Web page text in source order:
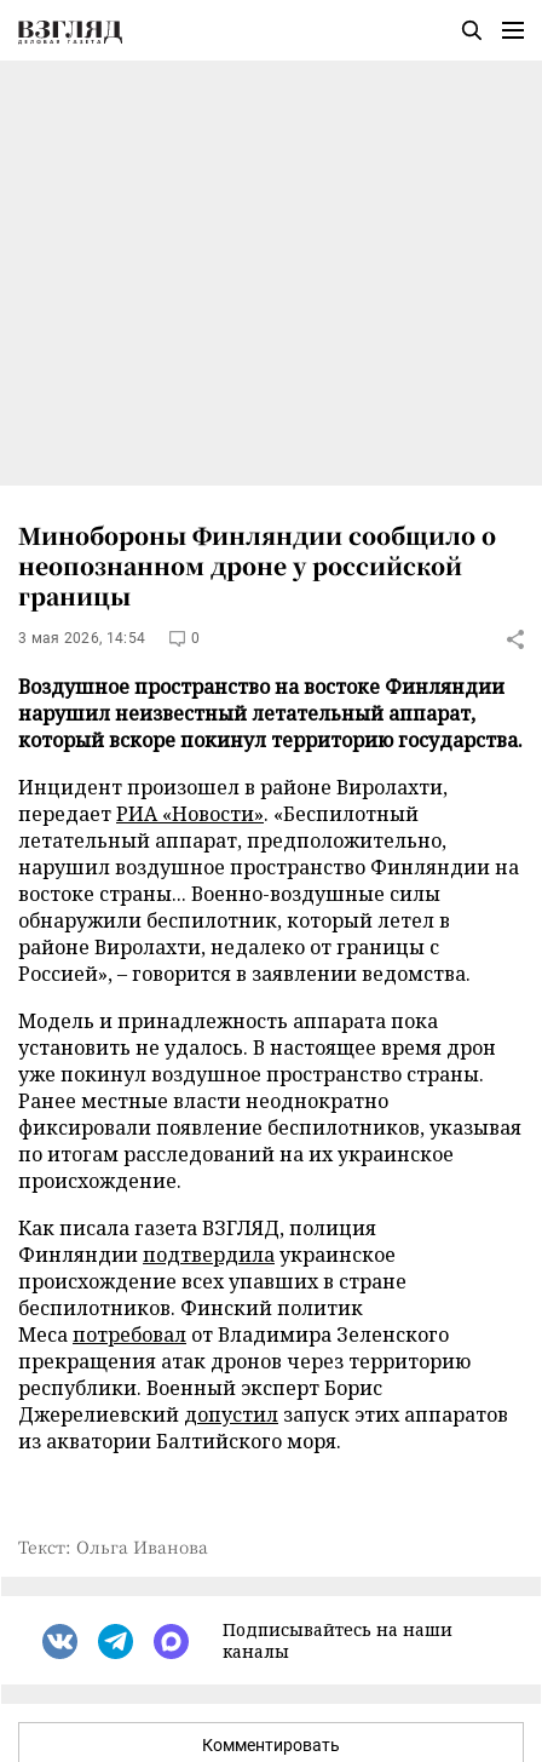
Минобороны Финляндии сообщило о
неопознанном дроне у российской
границы
3 мая 2026, 14:54 0
Воздушное пространство на востоке Финляндии
нарушил неизвестный летательный аппарат,
который вскоре покинул территорию государства.
Инцидент произошел в районе Виролахти,
передаетРИА «Новости». «Беспилотный
летательный аппарат, предположительно,
нарушил воздушное пространство Финляндии на
востоке страны... Военно-воздушные силы
обнаружили беспилотник, который летел в
районе Виролахти, недалеко от границы с
Россией», – говорится в заявлении ведомства.
Модель и принадлежность аппарата пока
установить не удалось. В настоящее время дрон
уже покинул воздушное пространство страны.
Ранее местные власти неоднократно
фиксировали появление беспилотников, указывая
по итогам расследований на их украинское
происхождение.
Как писала газета ВЗГЛЯД, полиция
Финляндииподтвердилаукраинское
происхождение всех упавших в стране
беспилотников. Финский политик
Месапотребовал от Владимира Зеленского
прекращения атак дронов через территорию
республики. Военный эксперт Борис
Джерелиевский допустил запуск этих аппаратов
из акватории Балтийского моря.
Текст: Ольга Иванова
Подписывайтесь на наши
каналы
Комментировать